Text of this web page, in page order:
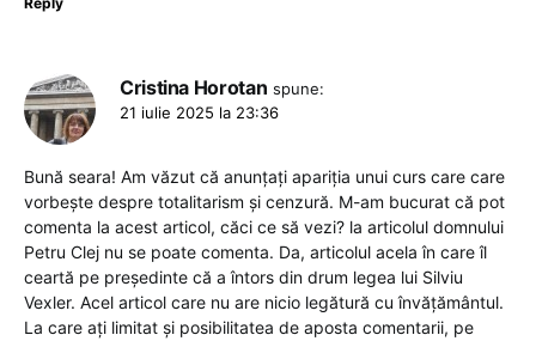
Cristina Horotan spune:
21 iulie 2025 la 23:36
Bună seara! Am văzut că anunțați apariția unui curs care care
vorbește despre totalitarism și cenzură. M-am bucurat că pot
comenta la acest articol, căci ce să vezi? la articolul domnului
Petru Clej nu se poate comenta. Da, articolul acela în care îl
ceartă pe președinte că a întors din drum legea lui Silviu
Vexler. Acel articol care nu are nicio legătură cu învățământul.
La care ați limitat și posibilitatea de aposta comentarii, pe